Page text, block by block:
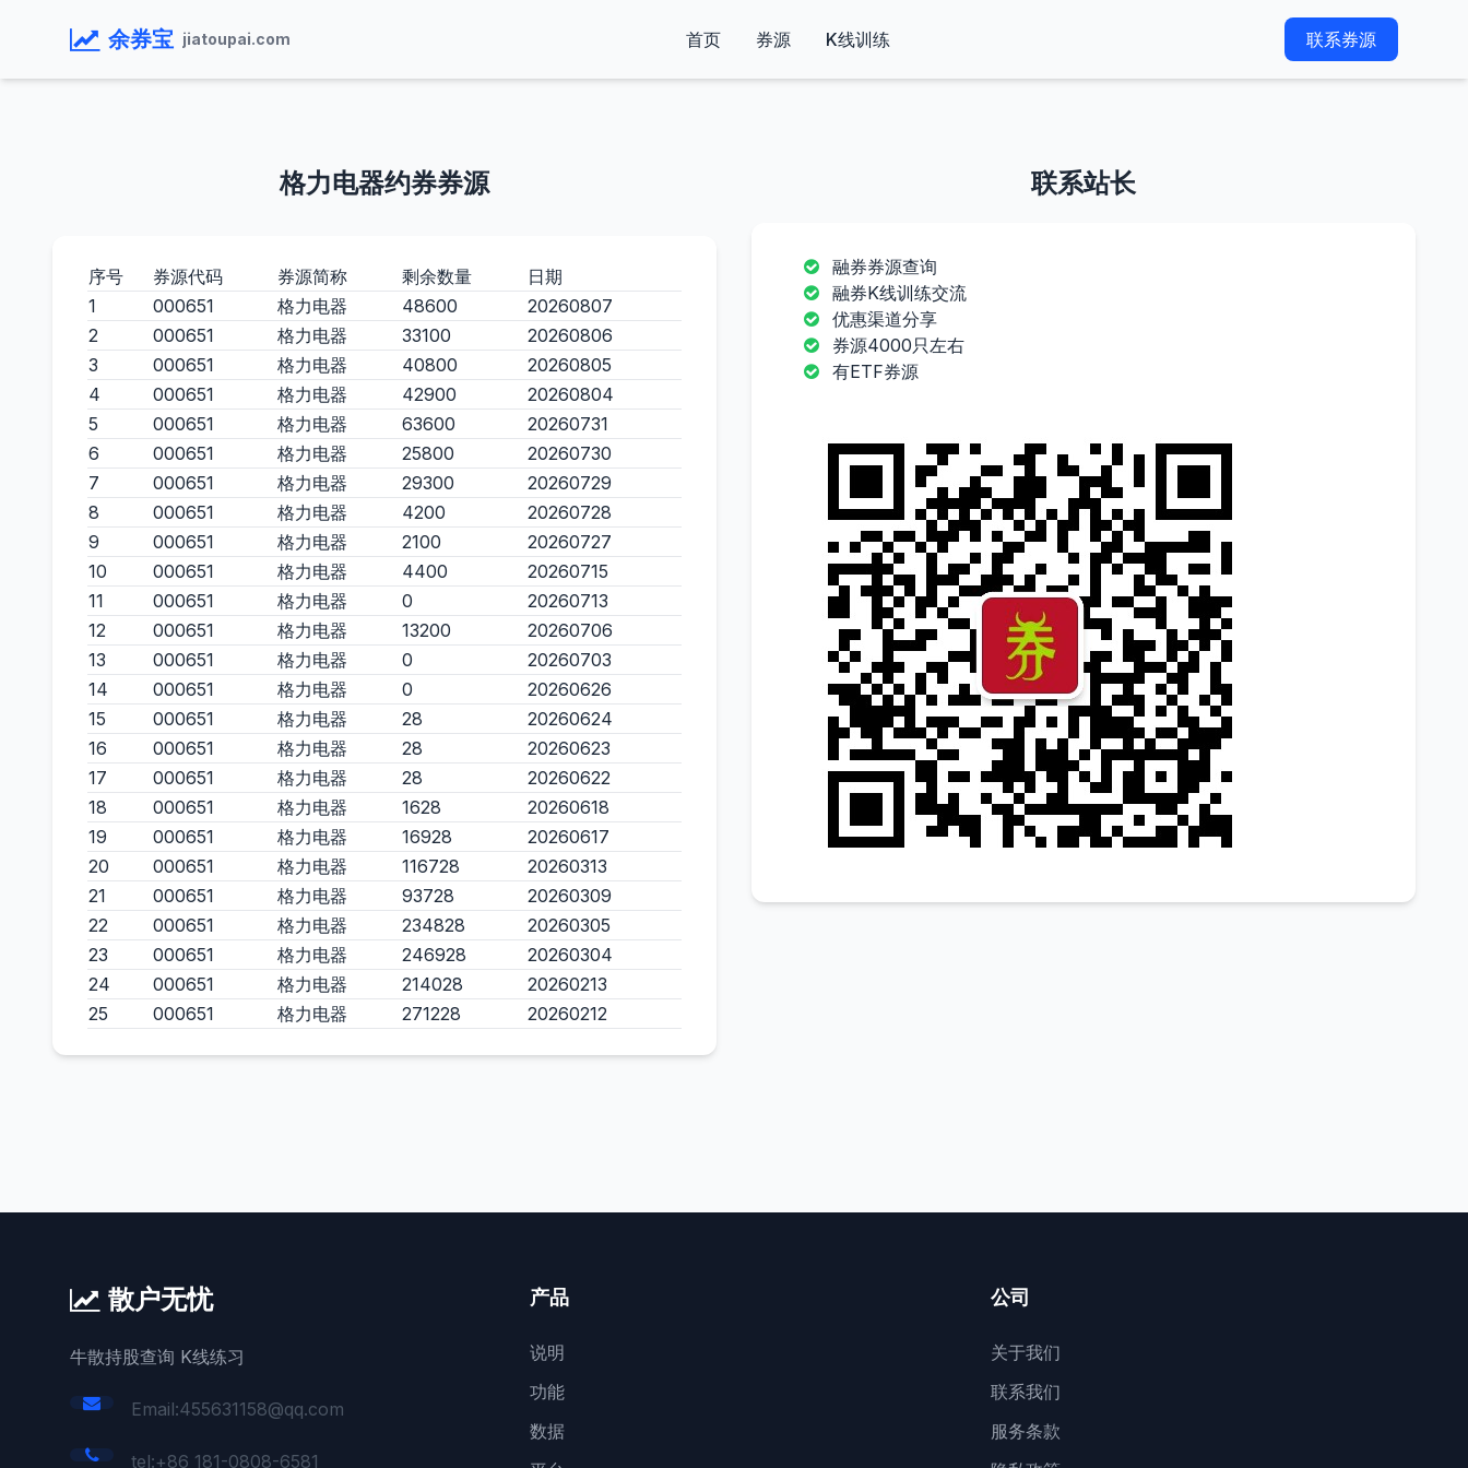
余券宝 jiatoupai.com 首页 券源 K线训练 联系券源
格力电器约券券源
序号 券源代码 券源简称 剩余数量
日期
1
000651 格力电器 48600
20260807
2
000651 格力电器 33100
20260806
3
000651 格力电器 40800
20260805
4
000651 格力电器 42900
20260804
5
000651 格力电器 63600
20260731
6
000651 格力电器 25800
20260730
7
000651 格力电器 29300
20260729
8
000651 格力电器 4200
20260728
9
000651 格力电器 2100
20260727
10
000651 格力电器 4400
20260715
11
000651 格力电器 0
20260713
12
000651 格力电器 13200
20260706
13
000651 格力电器 0
20260703
14
000651 格力电器 0
20260626
15
000651 格力电器 28
20260624
16
000651 格力电器 28
20260623
17
000651 格力电器 28
20260622
18
000651 格力电器 1628
20260618
19
000651 格力电器 16928
20260617
20
000651 格力电器 116728
20260313
21
000651 格力电器 93728
20260309
22
000651 格力电器 234828
20260305
23
000651 格力电器 246928
20260304
24
000651 格力电器 214028
20260213
25
000651 格力电器 271228 20260212
联系站长
融券券源查询
融券K线训练交流
优惠渠道分享
券源4000只左右
有ETF券源
散户无忧
牛散持股查询 K线练习
Email:455631158@qq.com
tel:+86 181-0808-6581
产品
说明
功能
数据
公司
关于我们
联系我们
服务条款